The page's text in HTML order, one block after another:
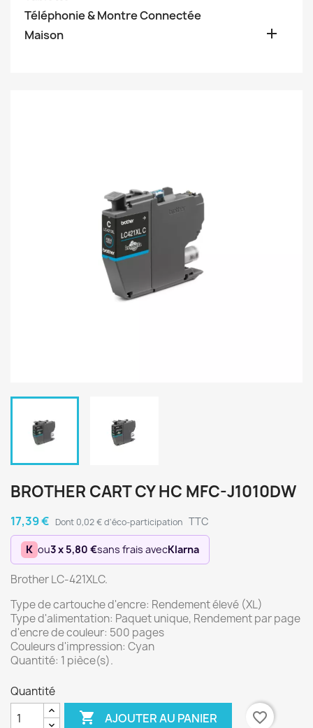
Téléphonie & Montre Connectée
Maison

BROTHER CART CY HC MFC-J1010DW
17,39 € Dont 0,02 € d'éco-participation TTC
K ou3 x 5,80 €sans frais avecKlarna
Brother LC-421XLC.
Type de cartouche d'encre: Rendement élevé (XL)
Type d'alimentation: Paquet unique, Rendement par page
d'encre de couleur: 500 pages
Couleurs d'impression: Cyan
Quantité: 1 pièce(s).
Quantité
 AJOUTER AU PANIER favorite_border